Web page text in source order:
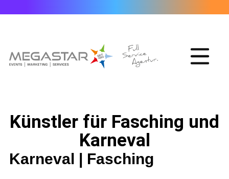
Künstler für Fasching und
Karneval
Karneval | Fasching